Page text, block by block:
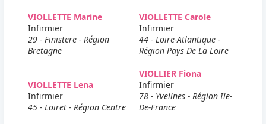
VIOLLETTE Marine
Infirmier
29 - Finistere - Région
Bretagne
VIOLLETTE Carole
Infirmier
44 - Loire-Atlantique -
Région Pays De La Loire
VIOLLETTE Lena
Infirmier
45 - Loiret - Région Centre
VIOLLIER Fiona
Infirmier
78 - Yvelines - Région Ile-
De-France